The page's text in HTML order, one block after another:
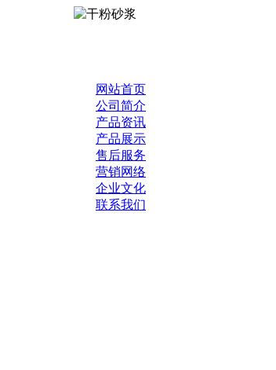
网站首页
公司简介
产品资讯
产品展示
售后服务
营销网络
企业文化
联系我们